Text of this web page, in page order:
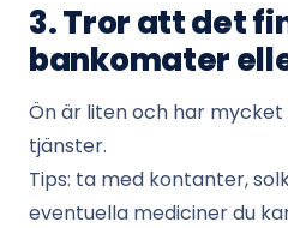
3. Tror att det
bankomater
Ön är liten och har
tjänster.
Tips: ta med kontanter,
eventuella mediciner du